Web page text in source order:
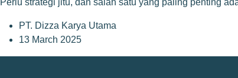
Perlu strategi jitu, dan salah satu yang paling penting
PT. Dizza Karya Utama
13 March 2025